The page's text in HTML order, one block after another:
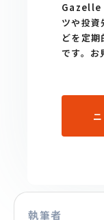
Gazelle
ツや投資
どを定
です。お
ニ
執筆者